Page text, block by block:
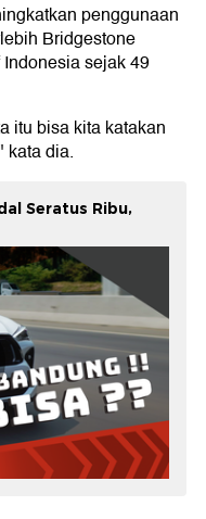
penggunaan
Bridgestone
sejak 49
itu bisa kita katakan
kata dia.
Seratus Ribu,